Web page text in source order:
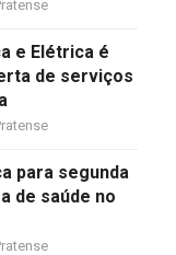
e Elétrica é
de serviços
para segunda
de saúde no